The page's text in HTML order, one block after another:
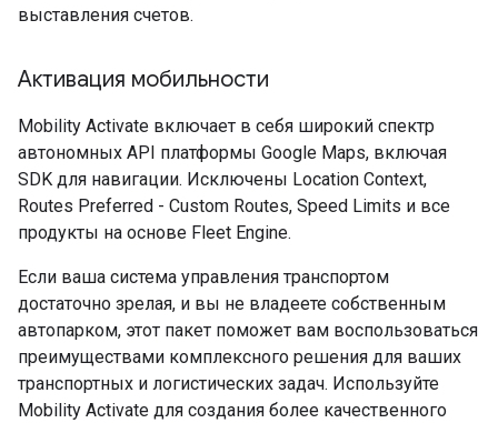
выставления счетов.
Активация мобильности
Mobility Activate включает в себя широкий спектр
автономных API платформы Google Maps, включая
SDK для навигации. Исключены Location Context,
Routes Preferred - Custom Routes, Speed ​​Limits и все
продукты на основе Fleet Engine.
Если ваша система управления транспортом
достаточно зрелая, и вы не владеете собственным
автопарком, этот пакет поможет вам воспользоваться
преимуществами комплексного решения для ваших
транспортных и логистических задач. Используйте
Mobility Activate для создания более качественного